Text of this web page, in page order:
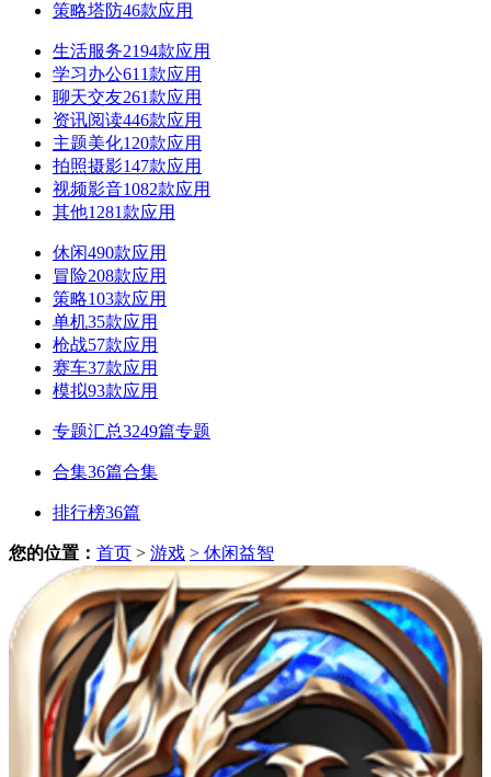
策略塔防46款应用
生活服务2194款应用
学习办公611款应用
聊天交友261款应用
资讯阅读446款应用
主题美化120款应用
拍照摄影147款应用
视频影音1082款应用
其他1281款应用
休闲490款应用
冒险208款应用
策略103款应用
单机35款应用
枪战57款应用
赛车37款应用
模拟93款应用
专题汇总3249篇专题
合集36篇合集
排行榜36篇
您的位置： 首页 > 游戏 > 休闲益智